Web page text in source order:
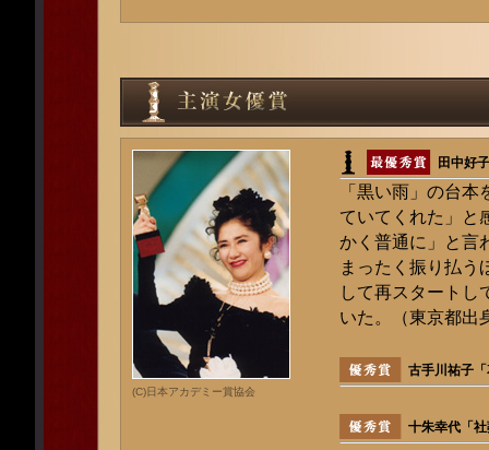
(C)日本アカデミー賞協会
田中好
「黒い雨」の台
ていてくれた」と
かく普通に」と言
まったく振り払う
して再スタートし
いた。（東京都出
古手川祐子
十朱幸代「